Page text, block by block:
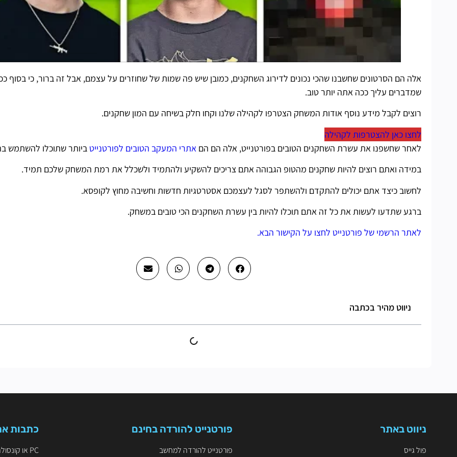
אלה הם הסרטונים שחשבנו שהכי נכונים לדירוג השחקנים, כמובן שיש פה שמות של שחוזרים על עצמם, אבל זה ברור, כי בסוף
שמדברים עליך ככה אתה יותר טוב.
רוצים לקבל מידע נוסף אודות המשחק הצטרפו לקהילה שלנו וקחו חלק בשיחה עם המון שחקנים.
לחצו כאן להצטרפות לקהילה
לאחר שחשפנו את עשרת השחקנים הטובים בפורטנייט, אלה הם הם אתרי המעקב הטובים לפורטנייט ביותר שתוכלו להשתמש
במידה ואתם רוצים להיות שחקנים מהטופ הגבוהה אתם צריכים להשקיע ולהתמיד ולשכלל את רמת המשחק שלכם תמיד.
לחשוב כיצד אתם יכולים להתקדם ולהשתפר לסגל לעצמכם אסטרטגיות חדשות וחשיבה מחוץ לקופסא.
ברגע שתדעו לעשות את כל זה אתם תוכלו להיות בין עשרת השחקנים הכי טובים במשחק.
לאתר הרשמי של פורטנייט לחצו על הקישור הבא.
ניווט מהיר בכתבה
ניווט באתר
פול גייס
פורטנייט להורדה בחינם
פורטנייט להורדה למחשב
כתבות
PC או קונסולה? הקרב על ה-FPS והיתרון התחרותי בפורטנייט